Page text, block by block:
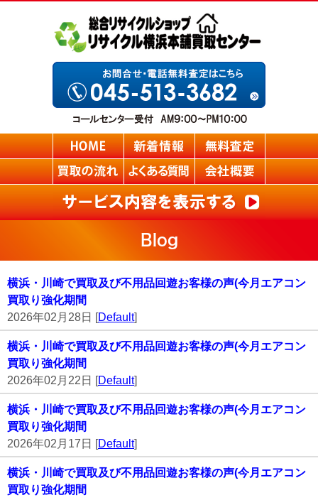
Blog
横浜・川崎で買取及び不用品回遊お客様の声(今月エアコン
買取り強化期間
2026年02月28日 [Default]
横浜・川崎で買取及び不用品回遊お客様の声(今月エアコン
買取り強化期間
2026年02月22日 [Default]
横浜・川崎で買取及び不用品回遊お客様の声(今月エアコン
買取り強化期間
2026年02月17日 [Default]
横浜・川崎で買取及び不用品回遊お客様の声(今月エアコン
買取り強化期間